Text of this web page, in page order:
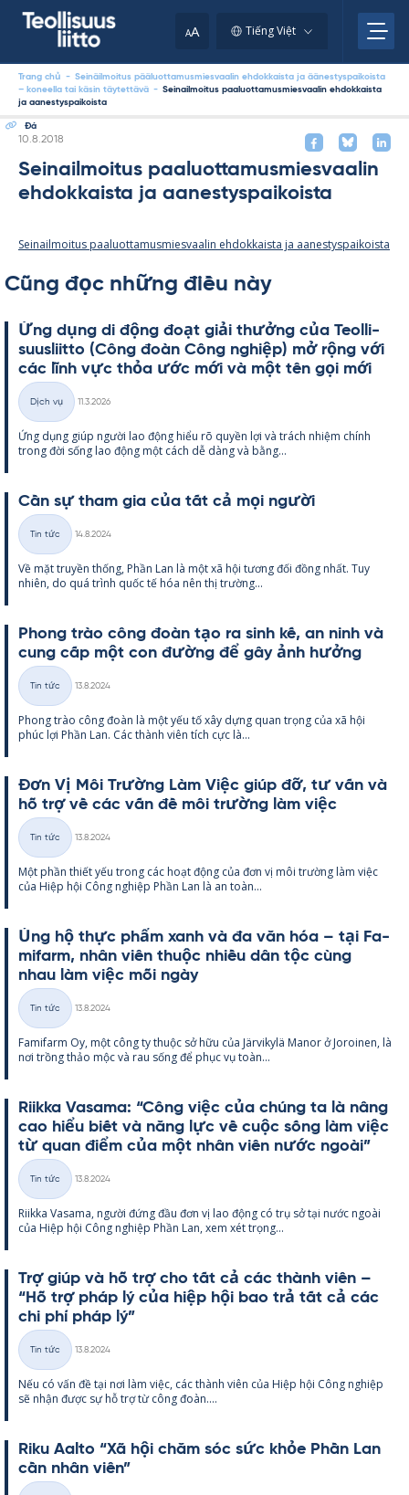
AA Tiếng Việt
Trang chủ - Seinäilmoitus pääluottamusmiesvaalin ehdokkaista ja äänestyspaikoista
– koneella tai käsin täytettävä - Seinailmoitus paaluottamusmiesvaalin ehdokkaista
ja aanestyspaikoista
Đá
Kirjoitettu
10.8.2018
Seinailmoitus paaluottamusmiesvaalin
ehdokkaista ja aanestyspaikoista
Seinailmoitus paaluottamusmiesvaalin ehdokkaista ja aanestyspaikoista
Cũng đọc những điều này
Ứng dụng di động đoạt giải thưởng của Teol­li­
suus­liitto (Công đoàn Công ng­hiệp) mở rộng với
các lĩnh vực thỏa ước mới và một tên gọi mới
Thể
loại
Dịch vụ
11.3.2026
Ứng dụng giúp người lao động hiểu rõ qu­yền lợi và trách nhiệm chính
trong đời sống lao động một cách dễ dàng và bằng...
Cần sự tham gia của tất cả mọi người
Thể
loại
Tin tức
14.8.2024
Về mặt tru­yền thống, Phần Lan là một xã hội tương đối đồng nhất. Tuy
nhiên, do quá trình quốc tế hóa nên thị trường...
Phong trào công đoàn tạo ra sinh kế, an ninh và
cung cấp một con đường để gây ảnh hưởng
Thể
loại
Tin tức
13.8.2024
Phong trào công đoàn là một yếu tố xây dựng quan trọng của xã hội
phúc lợi Phần Lan. Các thành viên tích cực là...
Đơn Vị Môi Trường Làm Việc giúp đỡ, tư vấn và
hỗ trợ về các vấn đề môi trường làm việc
Thể
loại
Tin tức
13.8.2024
Một phần thiết yếu trong các hoạt động của đơn vị môi trường làm việc
của Hiệp hội Công ng­hiệp Phần Lan là an toàn...
Ủng hộ thực phẩm xanh và đa văn hóa – tại Fa­
mi­farm, nhân viên thuộc nhiều dân tộc cùng
nhau làm việc mỗi ngày
Thể
loại
Tin tức
13.8.2024
Fa­mi­farm Oy, một công ty thuộc sở hữu của Jär­vi­kylä Ma­nor ở Jo­roi­nen, là
nơi trồng thảo mộc và rau sống để phục vụ toàn...
Riikka Va­sama: “Công việc của chúng ta là nâng
cao hiểu biết và năng lực về cuộc sống làm việc
từ quan điểm của một nhân viên nước ngoài”
Thể
loại
Tin tức
13.8.2024
Riikka Va­sama, người đứng đầu đơn vị lao động có trụ sở tại nước ngoài
của Hiệp hội Công ng­hiệp Phần Lan, xem xét trọng...
Trợ giúp và hỗ trợ cho tất cả các thành viên –
“Hỗ trợ pháp lý của hiệp hội bao trả tất cả các
chi phí pháp lý”
Thể
loại
Tin tức
13.8.2024
Nếu có vấn đề tại nơi làm việc, các thành viên của Hiệp hội Công ng­hiệp
sẽ nhận được sự hỗ trợ từ công đoàn....
Riku Aalto “Xã hội chăm sóc sức khỏe Phần Lan
cần nhân viên”